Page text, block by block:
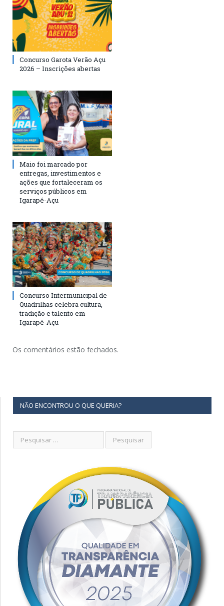
Concurso Garota Verão Açu
2026 – Inscrições abertas
Maio foi marcado por
entregas, investimentos e
ações que fortaleceram os
serviços públicos em
Igarapé-Açu
Concurso Intermunicipal de
Quadrilhas celebra cultura,
tradição e talento em
Igarapé-Açu
Os comentários estão fechados.
NÃO ENCONTROU O QUE QUERIA?